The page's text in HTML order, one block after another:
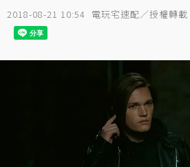
2018-08-21 10:54 電玩宅速配／授權轉載